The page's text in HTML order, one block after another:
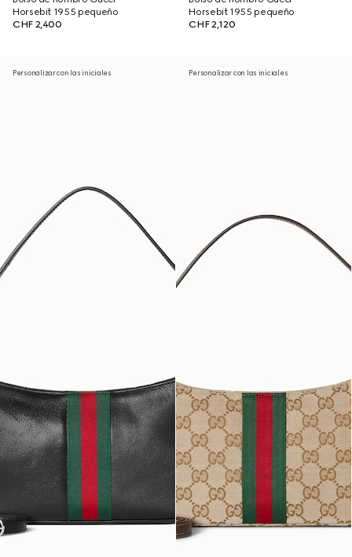
Horsebit 1955 pequeño
CHF 2,400
Horsebit 1955 pequeño
CHF 2,120
Personalizar con las iniciales Personalizar con las iniciales